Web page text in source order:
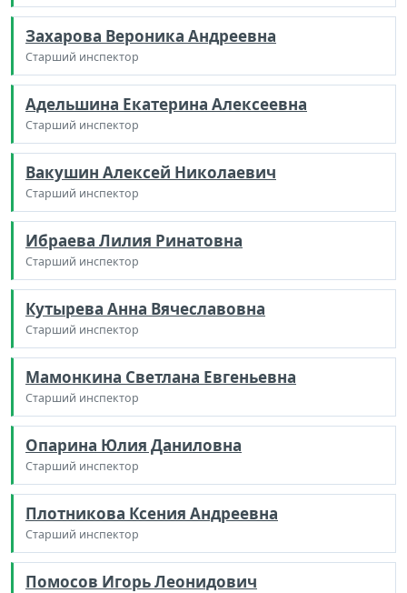
Захарова Вероника Андреевна
Старший инспектор
Адельшина Екатерина Алексеевна
Старший инспектор
Вакушин Алексей Николаевич
Старший инспектор
Ибраева Лилия Ринатовна
Старший инспектор
Кутырева Анна Вячеславовна
Старший инспектор
Мамонкина Светлана Евгеньевна
Старший инспектор
Опарина Юлия Даниловна
Старший инспектор
Плотникова Ксения Андреевна
Старший инспектор
Помосов Игорь Леонидович